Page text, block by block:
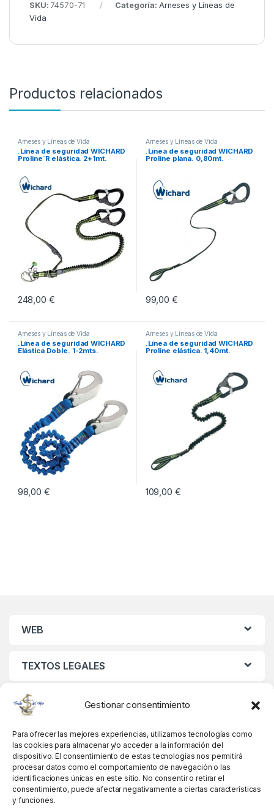
Gestionar consentimiento
Para ofrecer las mejores experiencias, utilizamos tecnologías como
las cookies para almacenar y/o acceder a la información del
dispositivo. El consentimiento de estas tecnologías nos permitirá
procesar datos como el comportamiento de navegación o las
identificaciones únicas en este sitio. No consentir o retirar el
consentimiento, puede afectar negativamente a ciertas características
y funciones.
SKU: 74570-71 Categoría: Arneses y Líneas de
Vida
Productos relacionados
Arneses y Líneas de Vida
.Línea de seguridad WICHARD
Proline`R elástica. 2+1mt.
248,00 €
Arneses y Líneas de Vida
.Línea de seguridad WICHARD
Proline plana. 0,80mt.
99,00 €
Arneses y Líneas de Vida
.Línea de seguridad WICHARD
Elástica Doble. 1-2mts.
98,00 €
Arneses y Líneas de Vida
.Línea de seguridad WICHARD
Proline elástica. 1,40mt.
109,00 €
WEB
TEXTOS LEGALES
MIS DATOS